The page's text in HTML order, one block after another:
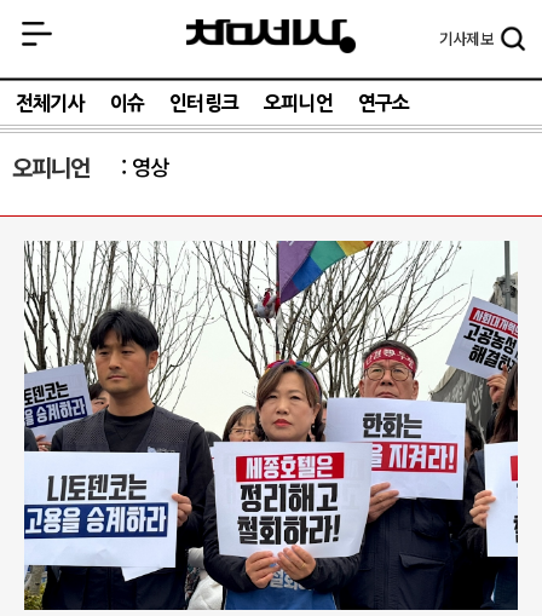
기사제보
전체기사 이슈 인터링크 오피니언 연구소
오피니언 영상